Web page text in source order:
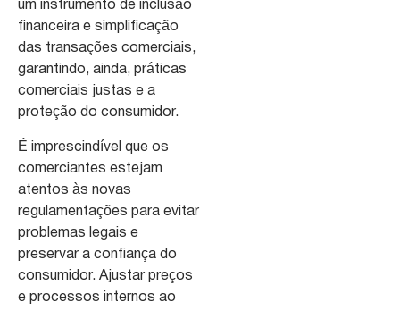
um instrumento de inclusão
financeira e simplificação
das transações comerciais,
garantindo, ainda, práticas
comerciais justas e a
proteção do consumidor.
É imprescindível que os
comerciantes estejam
atentos às novas
regulamentações para evitar
problemas legais e
preservar a confiança do
consumidor. Ajustar preços
e processos internos ao